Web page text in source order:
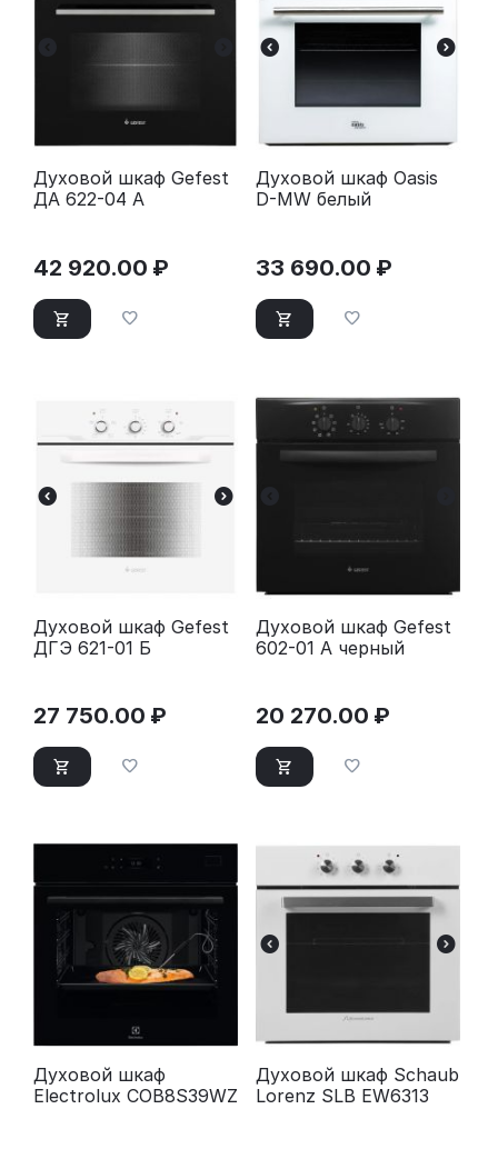
Духовой шкаф Gefest
ДА 622-04 A
42 920.00 ₽
Духовой шкаф Oasis
D-MW белый
33 690.00 ₽
Духовой шкаф Gefest
ДГЭ 621-01 Б
27 750.00 ₽
Духовой шкаф Gefest
602-01 А черный
20 270.00 ₽
Духовой шкаф
Electrolux COB8S39WZ
Духовой шкаф Schaub
Lorenz SLB EW6313